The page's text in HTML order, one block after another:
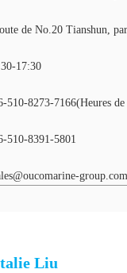
de No.20 Tianshun,
17:30
510-8273-7166(Heures
510-8391-5801
group.com
Liu